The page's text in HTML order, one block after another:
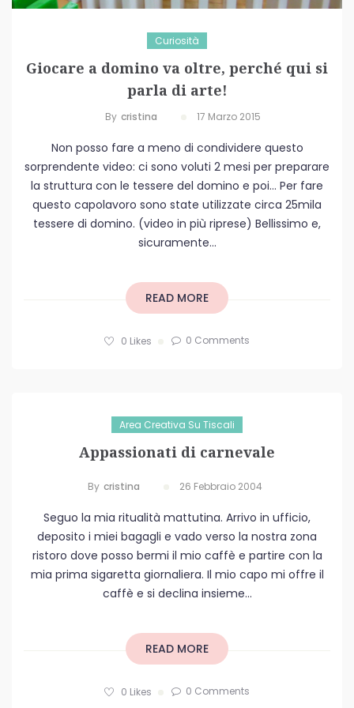
Curiosità
Giocare a domino va oltre, perché qui si
parla di arte!
By Cristina 17 Marzo 2015
Non posso fare a meno di condividere questo
sorprendente video: ci sono voluti 2 mesi per preparare
la struttura con le tessere del domino e poi… Per fare
questo capolavoro sono state utilizzate circa 25mila
tessere di domino. (video in più riprese) Bellissimo e,
sicuramente...
READ MORE
0 Likes 0 Comments
Area Creativa Su Tiscali
Appassionati di carnevale
By Cristina 26 Febbraio 2004
Seguo la mia ritualità mattutina. Arrivo in ufficio,
deposito i miei bagagli e vado verso la nostra zona
ristoro dove posso bermi il mio caffè e partire con la
mia prima sigaretta giornaliera. Il mio capo mi offre il
caffè e si declina insieme...
READ MORE
0 Likes 0 Comments